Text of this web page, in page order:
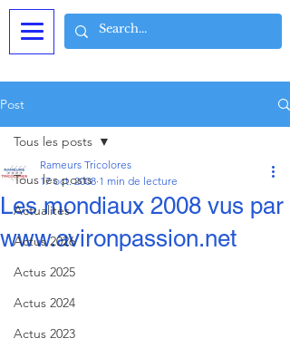
Post
Tous les posts
Actualités
Actus 2026
Actus 2025
Actus 2024
Actus 2023
Tous les posts
Les mondiaux 2008 vus par
www.avironpassion.net
Rameurs Tricolores
17 oct. 2008 1 min de lecture